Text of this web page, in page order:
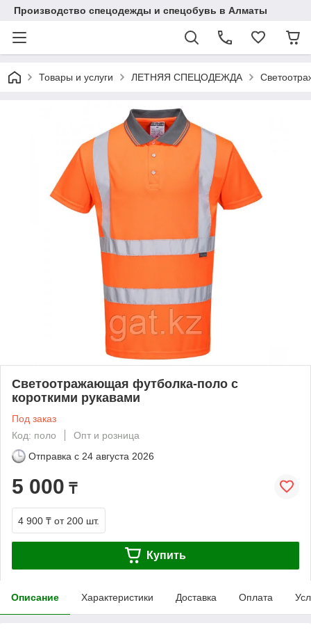
Производство спецодежды и спецобувь в Алматы
Товары и услуги ЛЕТНЯЯ СПЕЦОДЕЖДА
Светоотражающая футболка-поло с
короткими рукавами
Под заказ
Код: поло
Опт и розница
Отправка с 24 августа 2026
5 000 ₸
4 900 ₸ от 200 шт.
Купить
Описание Характеристики Доставка Оплата